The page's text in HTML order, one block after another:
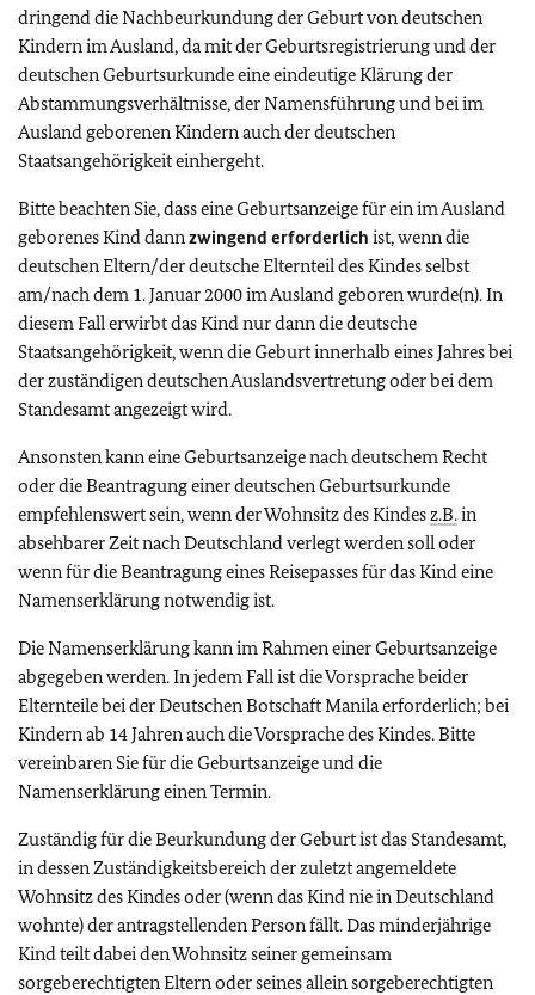
dringend die Nachbeurkundung der Geburt von deutschen
Kindern im Ausland, da mit der Geburtsregistrierung und der
deutschen Geburtsurkunde eine eindeutige Klärung der
Abstammungsverhältnisse, der Namensführung und bei im
Ausland geborenen Kindern auch der deutschen
Staatsangehörigkeit einhergeht.
Bitte beachten Sie, dass eine Geburtsanzeige für ein im Ausland
geborenes Kind dannzwingend erforderlich ist, wenn die
deutschen Eltern/der deutsche Elternteil des Kindes selbst
am/nach dem 1. Januar 2000 im Ausland geboren wurde(n). In
diesem Fall erwirbt das Kind nur dann die deutsche
Staatsangehörigkeit, wenn die Geburt innerhalb eines Jahres bei
der zuständigen deutschen Auslandsvertretung oder bei dem
Standesamt angezeigt wird.
Ansonsten kann eine Geburtsanzeige nach deutschem Recht
oder die Beantragung einer deutschen Geburtsurkunde
empfehlenswert sein, wenn der Wohnsitz des Kindesz.B.in
absehbarer Zeit nach Deutschland verlegt werden soll oder
wenn für die Beantragung eines Reisepasses für das Kind eine
Namenserklärung notwendig ist.
Die Namenserklärung kann im Rahmen einer Geburtsanzeige
abgegeben werden. In jedem Fall ist die Vorsprache beider
Elternteile bei der Deutschen Botschaft Manila erforderlich; bei
Kindern ab 14 Jahren auch die Vorsprache des Kindes. Bitte
vereinbaren Sie für die Geburtsanzeige und die
Namenserklärung einen Termin.
Zuständig für die Beurkundung der Geburt ist das Standesamt,
in dessen Zuständigkeitsbereich der zuletzt angemeldete
Wohnsitz des Kindes oder (wenn das Kind nie in Deutschland
wohnte) der antragstellenden Person fällt. Das minderjährige
Kind teilt dabei den Wohnsitz seiner gemeinsam
sorgeberechtigten Eltern oder seines allein sorgeberechtigten